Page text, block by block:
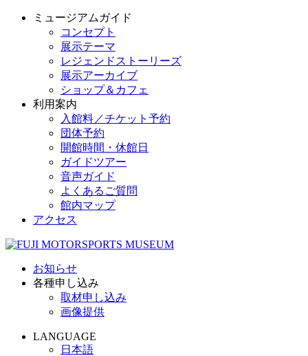
ミュージアムガイド
コンセプト
展示テーマ
レジェンドストーリーズ
展示アーカイブ
ショップ＆カフェ
利用案内
入館料／チケット予約
団体予約
開館時間・休館日
ガイドツアー
音声ガイド
よくあるご質問
館内マップ
アクセス
お知らせ
各種申し込み
取材申し込み
画像提供
LANGUAGE
日本語